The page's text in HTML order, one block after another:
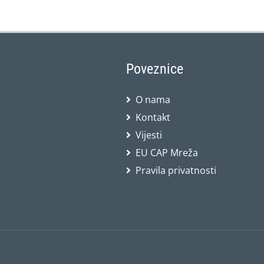
Poveznice
O nama
Kontakt
Vijesti
EU CAP Mreža
Pravila privatnosti